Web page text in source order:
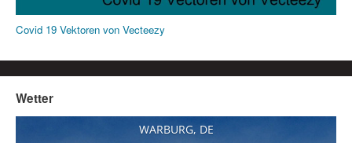
Covid 19 Vektoren von Vecteezy
Wetter
WARBURG, DE